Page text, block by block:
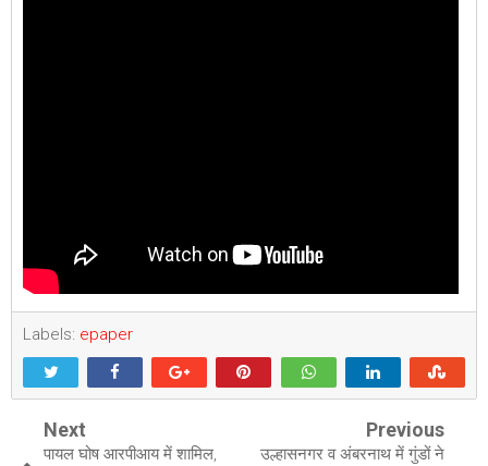
Labels: epaper
Next
पायल घोष आरपीआय में शामिल,
Previous
उल्हासनगर व अंबरनाथ में गुंडों ने